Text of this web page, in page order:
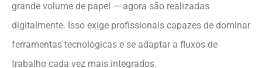
grande volume de papel — agora são realizadas
digitalmente. Isso exige profissionais capazes de dominar
ferramentas tecnológicas e se adaptar a fluxos de
trabalho cada vez mais integrados.